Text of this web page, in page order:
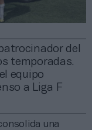
del
temporadas.
equipo
a Liga F
una